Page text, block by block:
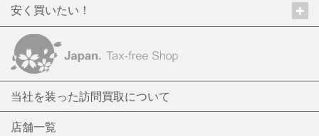
安く買いたい！
当社を装った訪問買取について
店舗一覧